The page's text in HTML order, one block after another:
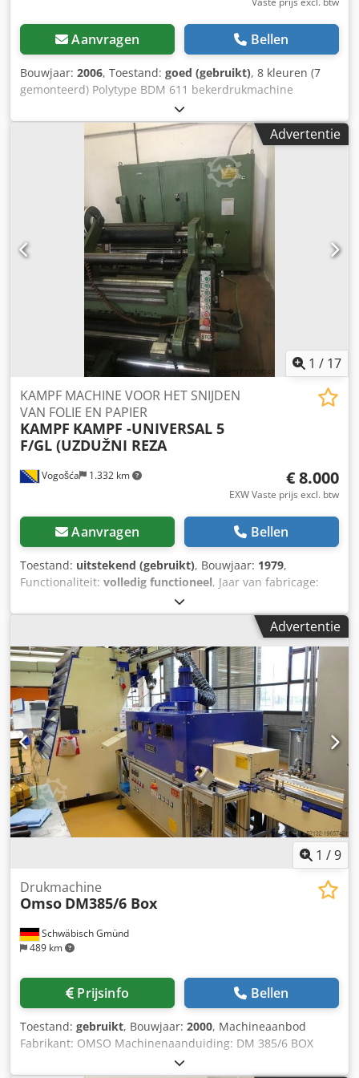
Aanvragen Bellen
Bouwjaar: 2006, Toestand: goed (gebruikt), 8 kleuren (7
gemonteerd) Polytype BDM 611 bekerdrukmachine
Inclusief UViterno UV-systeem en Corona, Arcotec
voorbehandeling. * Capaciteit: 36000 bekers/uur * Min.
bekerdiameter: 60 mm * Max. bekerdiameter: 130 mm *
Max. bekerhoogte: 160 mm Deze bekerdrukmachine is
reeds gedemonteerd en gereed voor transport (Locatie:
Waalwijk, Nederland) Djdpfx Ajn Utctjg Dowa
Advertentie
1 / 17
Vogošća 1.332 km
KAMPF MACHINE VOOR HET SNIJDEN
VAN FOLIE EN PAPIER
KAMPF KAMPF -UNIVERSAL 5
F/GL (UZDUŽNI REZA
€ 8.000
EXW Vaste prijs excl. btw
Aanvragen Bellen
Toestand: uitstekend (gebruikt), Bouwjaar: 1979,
Functionaliteit: volledig functioneel, Jaar van fabricage:
1979 (gerenoveerd in 2009) Breedte: 1600 mm Snelheid:
600 m/min Maximale diameter van de rol op de
opwikkelaar: 600 mm Snijmethode: met mesjes Dwsdpfx
Agozktycj Dja
Advertentie
1 /9
Schwäbisch Gmünd
489 km
Drukmachine
Omso DM385/6 Box
Prijsinfo Bellen
Toestand: gebruikt, Bouwjaar: 2000, Machineaanbod
Fabrikant: OMSO Machinenaanduiding: DM 385/6 BOX
Bouwjaar: 2000 Bedrijfsuren ca.: 31.950 Aantal